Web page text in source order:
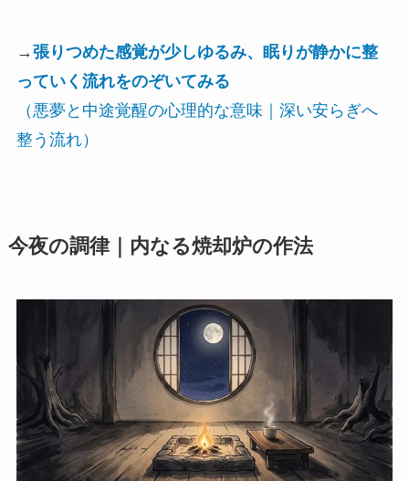
→張りつめた感覚が少しゆるみ、眠りが静かに整
っていく流れをのぞいてみる
（悪夢と中途覚醒の心理的な意味｜深い安らぎへ
整う流れ）
今夜の調律｜内なる焼却炉の作法